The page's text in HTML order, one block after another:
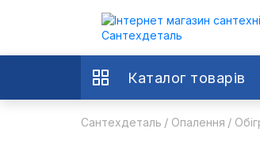
Каталог товарів
Сантехдеталь Опалення